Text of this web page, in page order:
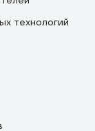
технологий